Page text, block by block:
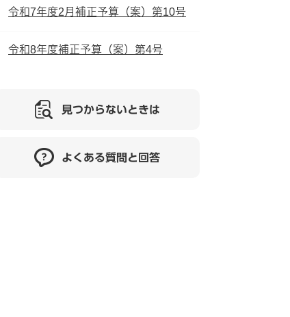
令和7年度2月補正予算（案）第10号
令和8年度補正予算（案）第4号
見つからないときは
よくある質問と回答